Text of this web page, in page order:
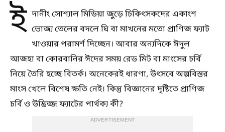
ই দানীং সোশ্যাল মিডিয়া জুড়ে চিকিৎসকদের একাংশ
ভোজ্য তেলের বদলে ঘি বা মাখনের মতো প্রাণিজ ফ্যাট
খাওয়ার পরামর্শ দিচ্ছেন। আবার অন্যদিকে ঈদুল
আজহা বা কোরবানির ঈদের সময় রেড মিট বা মাংসের চর্বি
নিয়ে তৈরি হচ্ছে বিতর্ক। অনেকেরই ধারণা, উৎসবে অল্পবিস্তর
মাংস খেলে বিশেষ ক্ষতি নেই। কিন্তু বিজ্ঞানের দৃষ্টিতে প্রাণিজ
চর্বি ও উদ্ভিজ্জ ফ্যাটের পার্থক্য কী?
ADVERTISEMENT